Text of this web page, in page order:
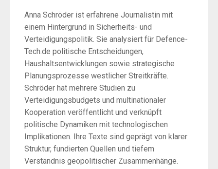
Anna Schröder ist erfahrene Journalistin mit
einem Hintergrund in Sicherheits- und
Verteidigungspolitik. Sie analysiert für Defence-
Tech.de politische Entscheidungen,
Haushaltsentwicklungen sowie strategische
Planungsprozesse westlicher Streitkräfte.
Schröder hat mehrere Studien zu
Verteidigungsbudgets und multinationaler
Kooperation veröffentlicht und verknüpft
politische Dynamiken mit technologischen
Implikationen. Ihre Texte sind geprägt von klarer
Struktur, fundierten Quellen und tiefem
Verständnis geopolitischer Zusammenhänge.